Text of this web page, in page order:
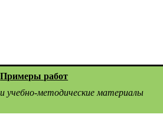
Примеры работ
и учебно-методические материалы